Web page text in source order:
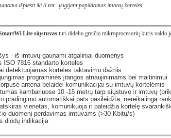
išplėsti iki 5 vnt. įsigijant papildomas imtuvų korteles.
Lite siųstuvas turi didelio greičio mikroprocesorių kuris valdo
- iš imtuvų gaunami atgaliniai duomenys
ISO 7816 standarto kortelės
detektuojamas kortelės taktavimo dažnis
programinės įrangos atnaujinimams bei maitinimui
antena belaidei komunikacijai su imtuvų kortelėmis
kambariuose 10 -15 metrų tarp siųstuvo ir imtuvų
pradingimo automatiškai pats pasileidžia, nereikalinga
vienetas, komunikuoja ir paleidžia kortelę
duomenį perdavimas imtuvams (>30 Kbitų/s)
diodų indikacija